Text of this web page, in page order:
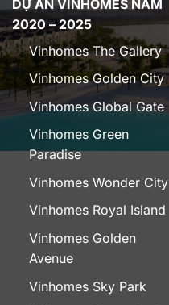
DỰ ÁN VINHOMES NĂM
2020 – 2025
Vinhomes The Gallery
Vinhomes Golden City
Vinhomes Global Gate
Vinhomes Green
Paradise
Vinhomes Wonder City
Vinhomes Royal Island
Vinhomes Golden
Avenue
Vinhomes Sky Park